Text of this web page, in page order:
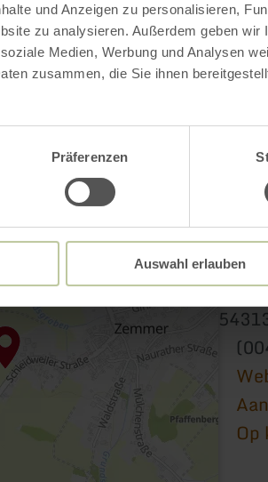
und Anzeigen zu personalisieren,
zu analysieren. Außerdem geben
Medien, Werbung und Analysen
zusammen, die Sie ihnen
Präferenzen
Auswahl erlauben
Op